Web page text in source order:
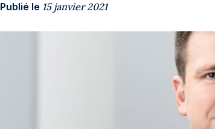
Publié le 15 janvier 2021